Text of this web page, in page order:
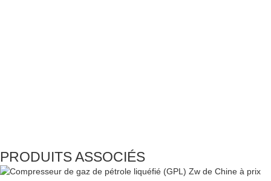
PRODUITS ASSOCIÉS